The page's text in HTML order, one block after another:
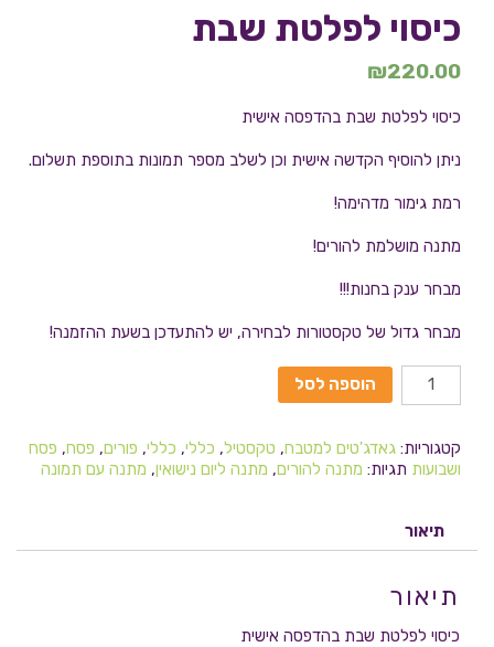
כיסוי לפלטת שבת
₪220.00
כיסוי לפלטת שבת בהדפסה אישית
ניתן להוסיף הקדשה אישית וכן לשלב מספר תמונות בתוספת תשלום.
רמת גימור מדהימה!
מתנה מושלמת להורים!
מבחר ענק בחנות!!!
מבחר גדול של טקסטורות לבחירה, יש להתעדכן בשעת ההזמנה!
הוספה לסל
קטגוריות: גאדג'טים למטבח, טקסטיל, כללי, כללי, פורים, פסח, פסח
ושבועות תגיות: מתנה להורים, מתנה ליום נישואין, מתנה עם תמונה
תיאור
תיאור
כיסוי לפלטת שבת בהדפסה אישית